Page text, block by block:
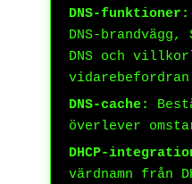
DNS-funktioner:
DNS-
DNS och
vidarebefordran
DNS-cache:
överlever
DHCP-
värdnamn från